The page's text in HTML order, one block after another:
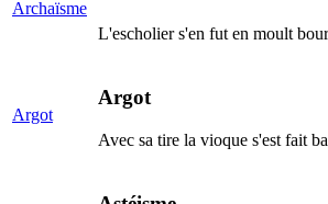
Archaïsme
L'escholier s'en fut en moult
Argot
Argot
Avec sa tire la vioque s'est fait